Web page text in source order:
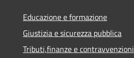
Educazione e formazione
Giustizia e sicurezza pubblica
Tributi,finanze e contravvenzioni